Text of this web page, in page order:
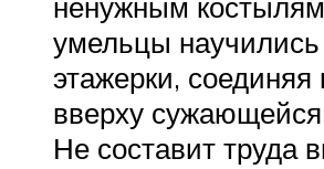
ненужным
умельцы научились
этажерки, соединяя
вверху
Не составит труда